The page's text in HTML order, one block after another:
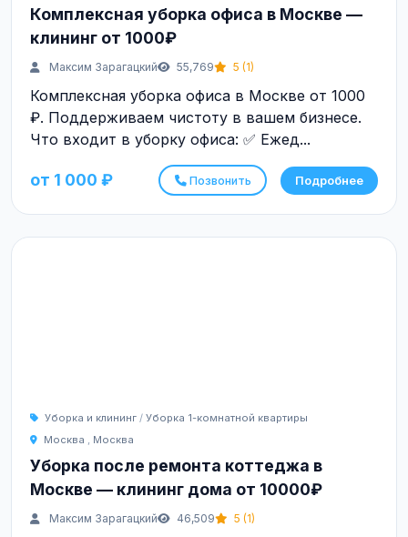
Комплексная уборка офиса в Москве —
клининг от 1000₽
Максим Зарагацкий 55,769 5 (1)
Комплексная уборка офиса в Москве от 1000
₽. Поддерживаем чистоту в вашем бизнесе.
Что входит в уборку офиса: ✅ Ежед...
от 1 000 ₽ Позвонить Подробнее
Уборка и клининг / Уборка 1-комнатной квартиры
Москва , Москва
Уборка после ремонта коттеджа в
Москве — клининг дома от 10000₽
Максим Зарагацкий 46,509 5 (1)